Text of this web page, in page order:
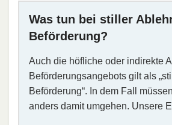
Was tun bei stiller
Beförderung?
Auch die höfliche oder indirekte
Beförderungsangebots gilt als
Beförderung“. In dem Fall
anders damit umgehen. Unsere